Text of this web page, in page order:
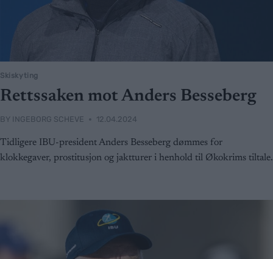
Skiskyting
Rettssaken mot Anders Besseberg
BY INGEBORG SCHEVE 12.04.2024
Tidligere IBU-president Anders Besseberg dømmes for
klokkegaver, prostitusjon og jaktturer i henhold til Økokrims tiltale.